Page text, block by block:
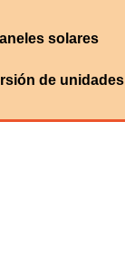
solares
de unidades